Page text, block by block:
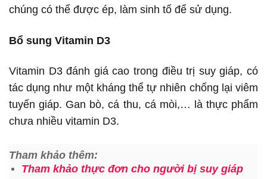
chúng có thể được ép, làm sinh tố để sử dụng.
Bổ sung Vitamin D3
Vitamin D3 đánh giá cao trong điều trị suy giáp, có
tác dụng như một kháng thể tự nhiên chống lại viêm
tuyến giáp. Gan bò, cá thu, cá mòi,… là thực phẩm
chưa nhiều vitamin D3.
Tham khảo thêm:
Tham khảo thực đơn cho người bị suy giáp